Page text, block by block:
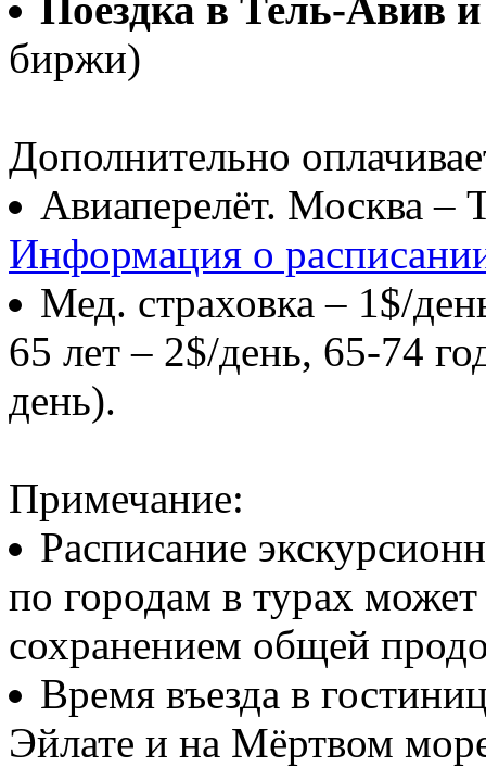
биржи)
Дополнительно
Авиаперелёт. Москва –
Информация о
Мед. страховка – 1$/
65 лет – 2$/день, 65-74
день).
Примечание:
Расписание
по городам в турах может
сохранением общей
Время въезда в
Эйлате и на Мёртвом